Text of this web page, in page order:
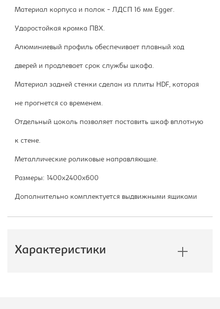
Материал корпуса и полок - ЛДСП 16 мм Egger.
Ударостойкая кромка ПВХ.
Алюминиевый профиль обеспечивает плавный ход
дверей и продлевает срок службы шкафа.
Материал задней стенки сделан из плиты HDF, которая
не прогнется со временем.
Отдельный цоколь позволяет поставить шкаф вплотную
к стене.
Металлические роликовые направляющие.
Размеры: 1400х2400х600
Дополнительно комплектуется выдвижными ящиками
Характеристики